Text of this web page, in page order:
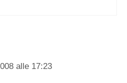
alle 17:23